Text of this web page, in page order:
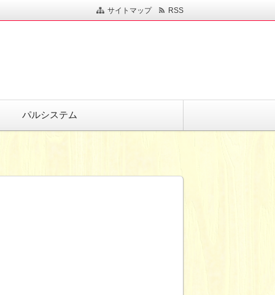
サイトマップ RSS
パルシステム